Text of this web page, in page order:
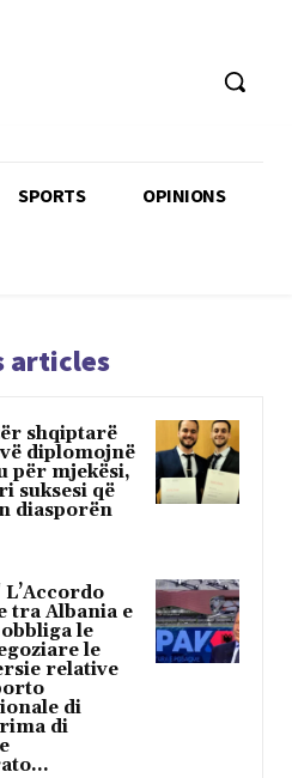
SPORTS OPINIONS
articles
shqiptarë
diplomojnë
për mjekësi,
suksesi që
diasporën
tra Albania e
le
le
relative
di
di